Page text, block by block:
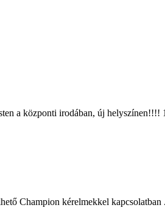
a központi irodában, új
Champion kérelmekkel kapcsolatban